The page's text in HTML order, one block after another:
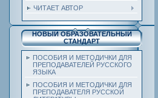
ЧИТАЕТ АВТОР
НОВЫЙ ОБРАЗОВАТЕЛЬНЫЙ
СТАНДАРТ
ПОСОБИЯ И МЕТОДИЧКИ ДЛЯ
ПРЕПОДАВАТЕЛЕЙ РУССКОГО
ЯЗЫКА
ПОСОБИЯ И МЕТОДИЧКИ ДЛЯ
ПРЕПОДАВАТЕЛЯ РУССКОЙ